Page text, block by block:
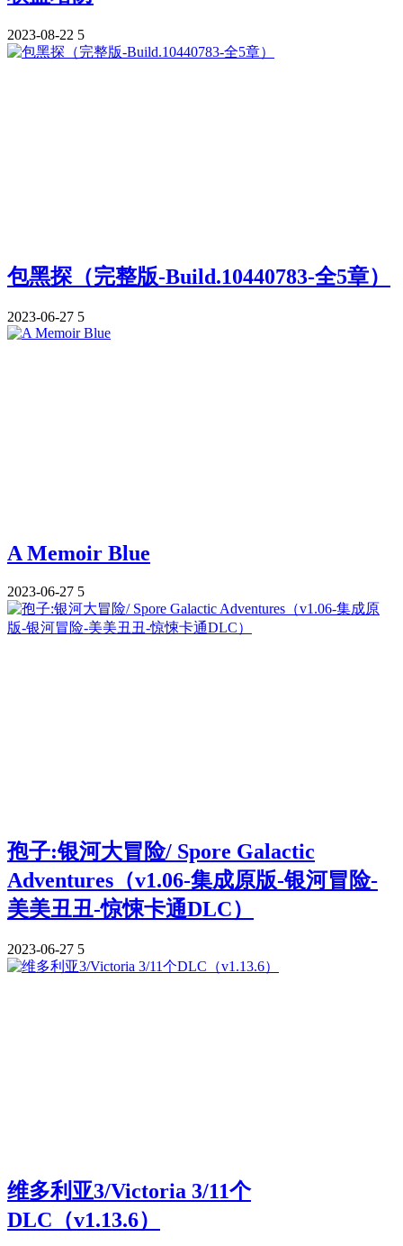
2023-08-22 5
包黑探（完整版-Build.10440783-全5章）
2023-06-27 5
A Memoir Blue
2023-06-27 5
孢子:银河大冒险/ Spore Galactic
Adventures（v1.06-集成原版-银河冒险-
美美丑丑-惊悚卡通DLC）
2023-06-27 5
维多利亚3/Victoria 3/11个
DLC（v1.13.6）